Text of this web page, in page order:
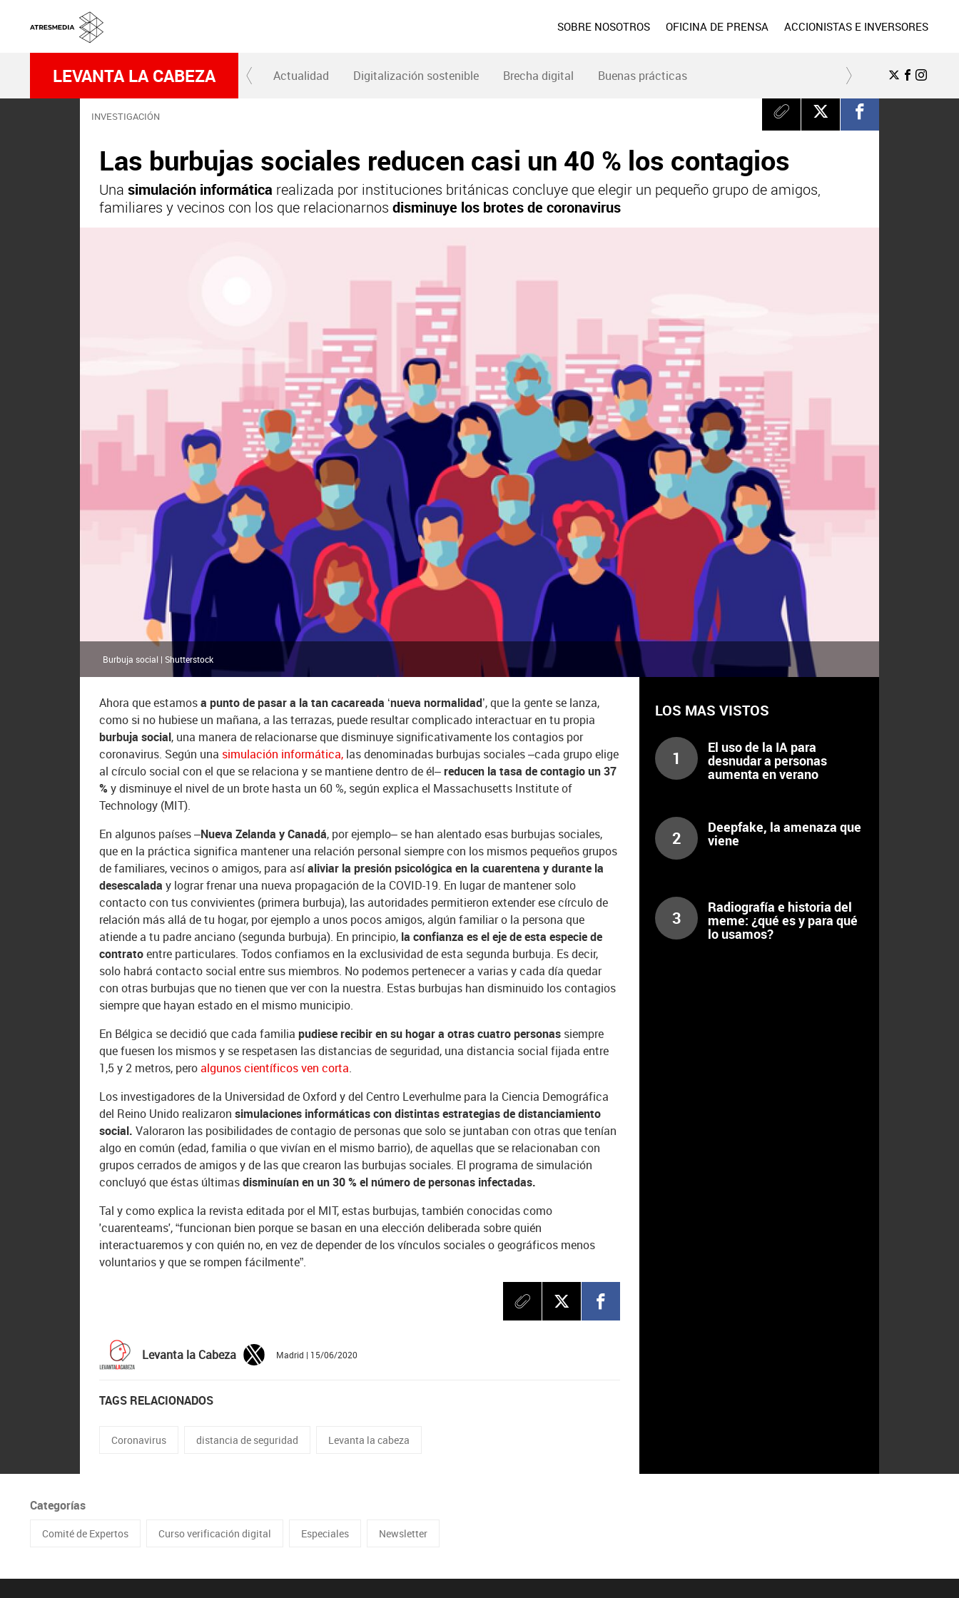
SOBRE NOSOTROS OFICINA DE PRENSA ACCIONISTAS E INVERSORES
LEVANTA LA CABEZA Actualidad Digitalización sostenible Brecha digital Buenas prácticas
INVESTIGACIÓN
Las burbujas sociales reducen casi un 40 % los contagios
Unasimulación informática realizada por instituciones británicas concluye que elegir un pequeño grupo de amigos,
familiares y vecinos con los que relacionarnosdisminuye los brotes de coronavirus
Burbuja social | Shutterstock
Ahora que estamosa punto de pasar a la tan cacareada ‘nueva normalidad’, que la gente se lanza,
como si no hubiese un mañana, a las terrazas, puede resultar complicado interactuar en tu propia
burbuja social, una manera de relacionarse que disminuye significativamente los contagios por
coronavirus. Según una simulación informática, las denominadas burbujas sociales –cada grupo elige
al círculo social con el que se relaciona y se mantiene dentro de él–reducen la tasa de contagio un 37
%y disminuye el nivel de un brote hasta un 60 %, según explica el Massachusetts Institute of
Technology (MIT).
En algunos países –Nueva Zelanda y Canadá, por ejemplo– se han alentado esas burbujas sociales,
que en la práctica significa mantener una relación personal siempre con los mismos pequeños grupos
de familiares, vecinos o amigos, para asíaliviar la presión psicológica en la cuarentena y durante la
desescalada y lograr frenar una nueva propagación de la COVID-19. En lugar de mantener solo
contacto con tus convivientes (primera burbuja), las autoridades permitieron extender ese círculo de
relación más allá de tu hogar, por ejemplo a unos pocos amigos, algún familiar o la persona que
atiende a tu padre anciano (segunda burbuja). En principio, la confianza es el eje de esta especie de
contratoentre particulares. Todos confiamos en la exclusividad de esta segunda burbuja. Es decir,
solo habrá contacto social entre sus miembros. No podemos pertenecer a varias y cada día quedar
con otras burbujas que no tienen que ver con la nuestra. Estas burbujas han disminuido los contagios
siempre que hayan estado en el mismo municipio.
En Bélgica se decidió que cada familiapudiese recibir en su hogar a otras cuatro personas siempre
que fuesen los mismos y se respetasen las distancias de seguridad, una distancia social fijada entre
1,5 y 2 metros, peroalgunos científicos ven corta.
Los investigadores de la Universidad de Oxford y del Centro Leverhulme para la Ciencia Demográfica
del Reino Unido realizaronsimulaciones informáticas con distintas estrategias de distanciamiento
social. Valoraron las posibilidades de contagio de personas que solo se juntaban con otras que tenían
algo en común (edad, familia o que vivían en el mismo barrio), de aquellas que se relacionaban con
grupos cerrados de amigos y de las que crearon las burbujas sociales. El programa de simulación
concluyó que éstas últimasdisminuían en un 30 % el número de personas infectadas.
Tal y como explica la revista editada por el MIT, estas burbujas, también conocidas como
'cuarenteams', “funcionan bien porque se basan en una elección deliberada sobre quién
interactuaremos y con quién no, en vez de depender de los vínculos sociales o geográficos menos
voluntarios y que se rompen fácilmente”.
Levanta la Cabeza Madrid | 15/06/2020
TAGS RELACIONADOS
Coronavirus distancia de seguridad Levanta la cabeza
LOS MAS VISTOS
1
El uso de la IA para
desnudar a personas
aumenta en verano
2
Deepfake, la amenaza que
viene
3
Radiografía e historia del
meme: ¿qué es y para qué
lo usamos?
Categorías
Comité de Expertos Curso verificación digital Especiales Newsletter